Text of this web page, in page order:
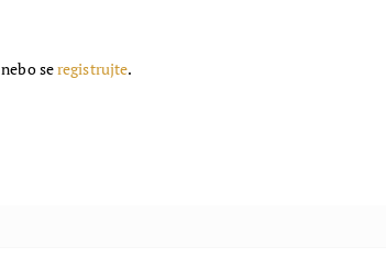
nebo seregistrujte.